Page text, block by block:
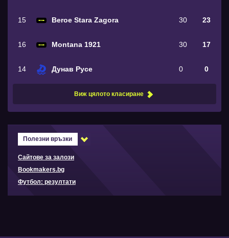
15 Beroe Stara Zagora 30 23
16 Montana 1921 30 17
14 Дунав Русе 0 0
Виж цялото класиране
Полезни връзки
Сайтове за залози
Bookmakers.bg
Футбол: резултати